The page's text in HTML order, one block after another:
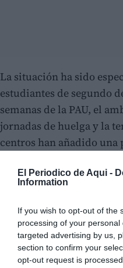
El Periodico de Aqui -
Information
If you wish to opt-out of the
processing of your
targeted advertising by us,
section to confirm your
opt-out request is
La situación ha sido
estudiantes de segundo
semanas de la PAU, el
jornadas de huelga y la
centros han añadido una
académico.
han suspendido
de final de curso,
preparadas durante